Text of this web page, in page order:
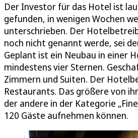
Der Investor für das Hotel ist
gefunden, in wenigen Wochen
unterschrieben. Der
noch nicht genannt werde, sei
Geplant ist ein Neubau in einer
mindestens vier Sternen.
Zimmern und Suiten. Der
Restaurants. Das größere von
der andere in der Kategorie
120 Gäste aufnehmen können.